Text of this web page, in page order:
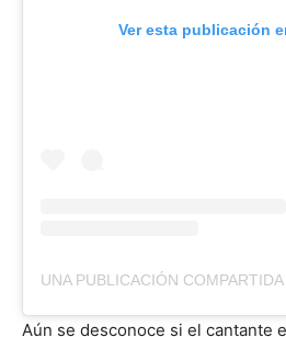
Ver esta publicación
Aún se desconoce si el cantante